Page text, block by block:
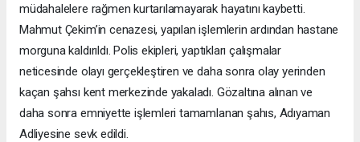
müdahalelere rağmen kurtarılamayarak hayatını kaybetti.
Mahmut Çekim’in cenazesi, yapılan işlemlerin ardından hastane
morguna kaldırıldı. Polis ekipleri, yaptıkları çalışmalar
neticesinde olayı gerçekleştiren ve daha sonra olay yerinden
kaçan şahsı kent merkezinde yakaladı. Gözaltına alınan ve
daha sonra emniyette işlemleri tamamlanan şahıs, Adıyaman
Adliyesine sevk edildi.